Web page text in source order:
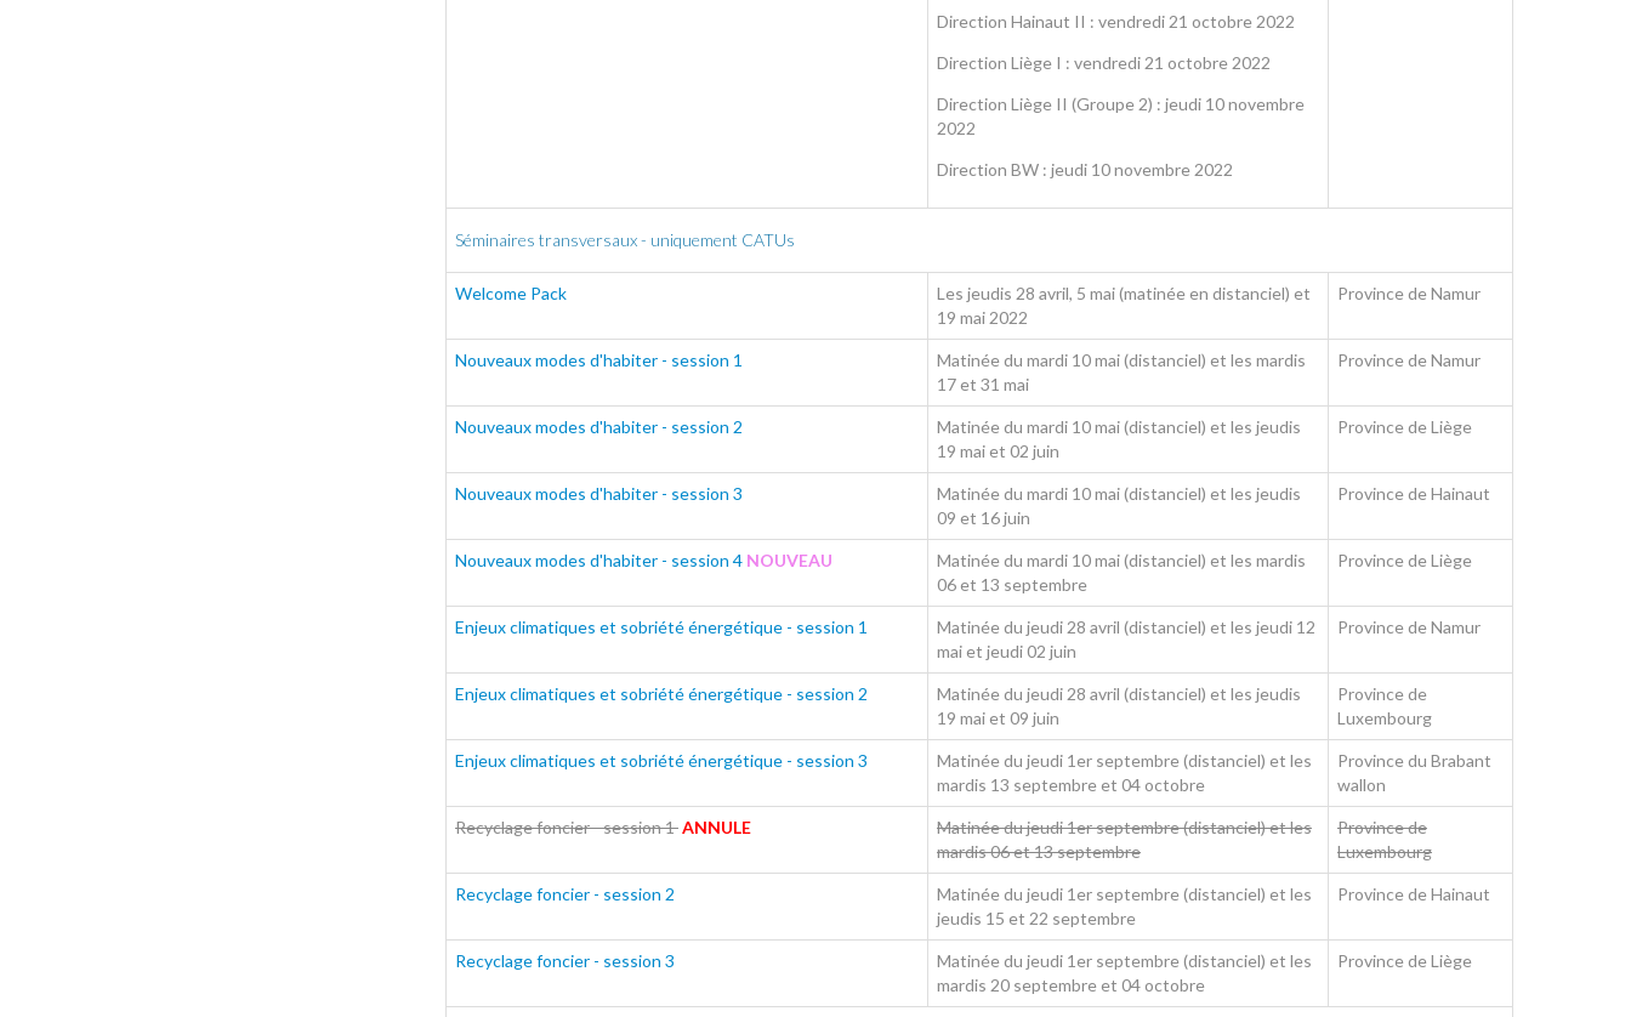
Direction Hainaut II : vendredi 21 octobre 2022
Direction Liège I : vendredi 21 octobre 2022
Direction Liège II (Groupe 2) : jeudi 10 novembre
2022
Direction BW : jeudi 10 novembre 2022
Séminaires transversaux - uniquement CATUs
Welcome Pack
Les jeudis 28 avril, 5 mai (matinée en distanciel) et
19 mai 2022
Province de Namur
Nouveaux modes d'habiter - session 1
Matinée du mardi 10 mai (distanciel) et les mardis
17 et 31 mai
Province de Namur
Nouveaux modes d'habiter - session 2
Matinée du mardi 10 mai (distanciel) et les jeudis
19 mai et 02 juin
Province de Liège
Nouveaux modes d'habiter - session 3
Matinée du mardi 10 mai (distanciel) et les jeudis
09 et 16 juin
Province de Hainaut
Nouveaux modes d'habiter - session 4 NOUVEAU
Matinée du mardi 10 mai (distanciel) et les mardis
06 et 13 septembre
Province de Liège
Enjeux climatiques et sobriété énergétique - session 1
Matinée du jeudi 28 avril (distanciel) et les jeudi 12
mai et jeudi 02 juin
Province de Namur
Enjeux climatiques et sobriété énergétique - session 2
Matinée du jeudi 28 avril (distanciel) et les jeudis
19 mai et 09 juin
Province de
Luxembourg
Enjeux climatiques et sobriété énergétique - session 3
Matinée du jeudi 1er septembre (distanciel) et les
mardis 13 septembre et 04 octobre
Province du Brabant
wallon
Recyclage foncier - session 1ANNULE
Matinée du jeudi 1er septembre (distanciel) et les
mardis 06 et 13 septembre
Province de
Luxembourg
Recyclage foncier - session 2
Matinée du jeudi 1er septembre (distanciel) et les
jeudis 15 et 22 septembre
Province de Hainaut
Recyclage foncier - session 3
Matinée du jeudi 1er septembre (distanciel) et les
mardis 20 septembre et 04 octobre
Province de Liège